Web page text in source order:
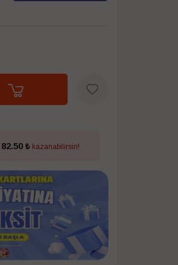
82.50 ₺ kazanabilirsin!